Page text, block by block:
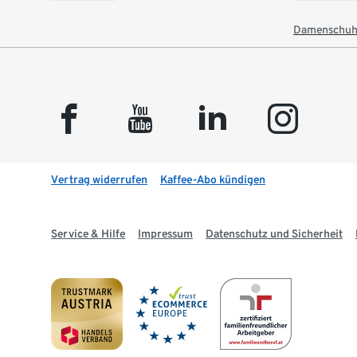
facebook youtube linkedin instagram
Vertrag widerrufen Kaffee-Abo kündigen
Service & Hilfe Impressum Datenschutz und Sicherheit